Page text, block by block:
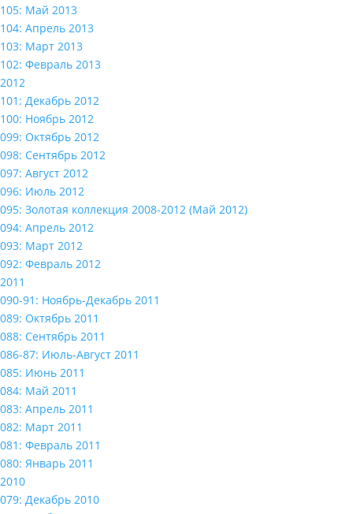
105: Май 2013
104: Апрель 2013
103: Март 2013
102: Февраль 2013
2012
101: Декабрь 2012
100: Ноябрь 2012
099: Октябрь 2012
098: Сентябрь 2012
097: Август 2012
096: Июль 2012
095: Золотая коллекция 2008-2012 (Май 2012)
094: Апрель 2012
093: Март 2012
092: Февраль 2012
2011
090-91: Ноябрь-Декабрь 2011
089: Октябрь 2011
088: Сентябрь 2011
086-87: Июль-Август 2011
085: Июнь 2011
084: Май 2011
083: Апрель 2011
082: Март 2011
081: Февраль 2011
080: Январь 2011
2010
079: Декабрь 2010